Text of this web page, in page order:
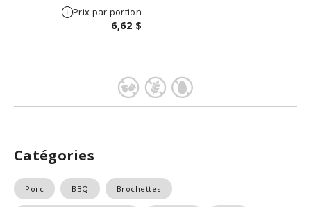
Prix par portion
6,62 $
Catégories
Porc BBQ Brochettes